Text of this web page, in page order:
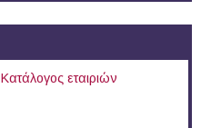
Κατάλογος εταιριών